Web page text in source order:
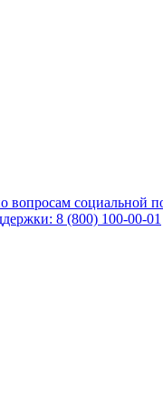
вопросам социальной
8 (800) 100-00-01